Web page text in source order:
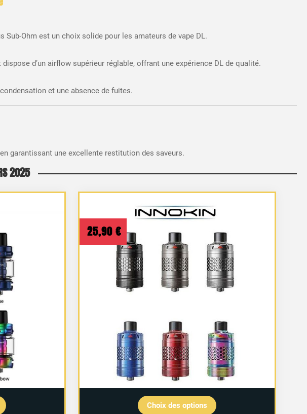
Ohm est un choix solide pour les amateurs de vape DL.
d’un airflow supérieur réglable, offrant une expérience DL de qualité.
et une absence de fuites.
garantissant une excellente restitution des saveurs.
2025
Choix des options
25,90 €